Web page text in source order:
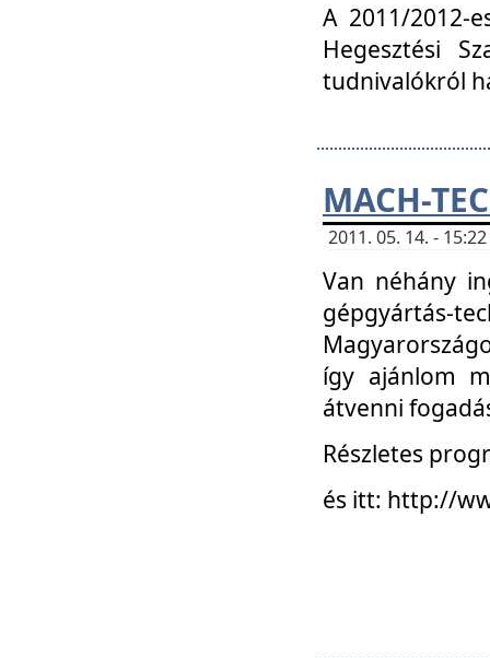
A 2011/2012-
Hegesztési
tudnivalókról
MACH-
2011. 05. 14. -
Van néhány
gépgyártás-
így ajánlom
átvenni
Részletes
és itt: http://